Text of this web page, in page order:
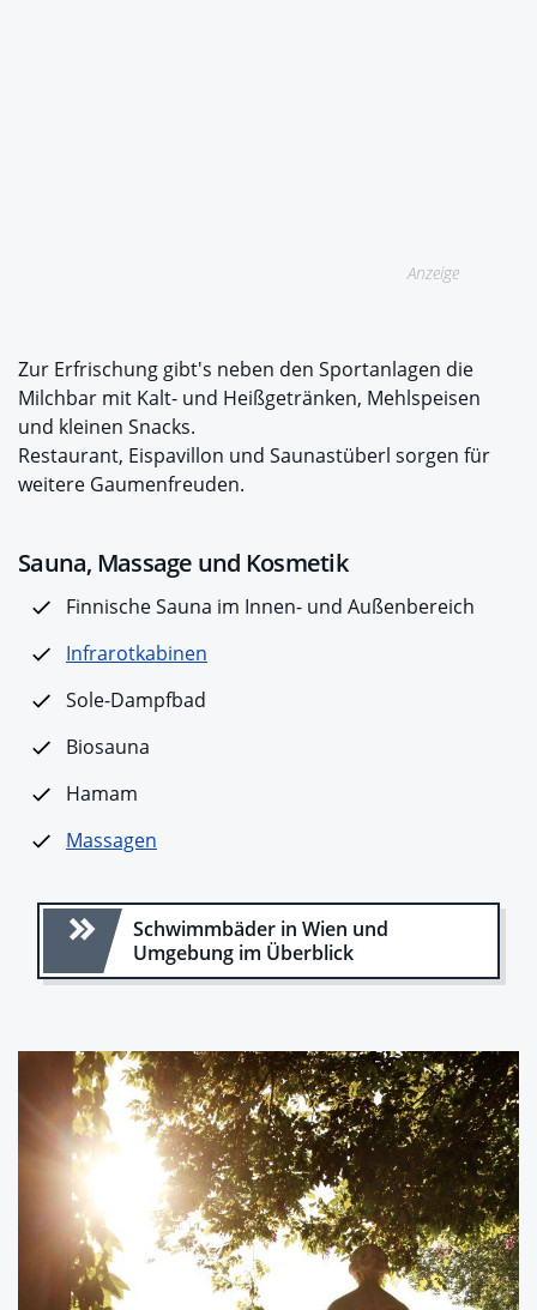
Anzeige
Zur Erfrischung gibt's neben den Sportanlagen die
Milchbar mit Kalt- und Heißgetränken, Mehlspeisen
und kleinen Snacks.
Restaurant, Eispavillon und Saunastüberl sorgen für
weitere Gaumenfreuden.
Sauna, Massage und Kosmetik
Finnische Sauna im Innen- und Außenbereich
Infrarotkabinen
Sole-Dampfbad
Biosauna
Hamam
Massagen
Schwimmbäder in Wien und
Umgebung im Überblick